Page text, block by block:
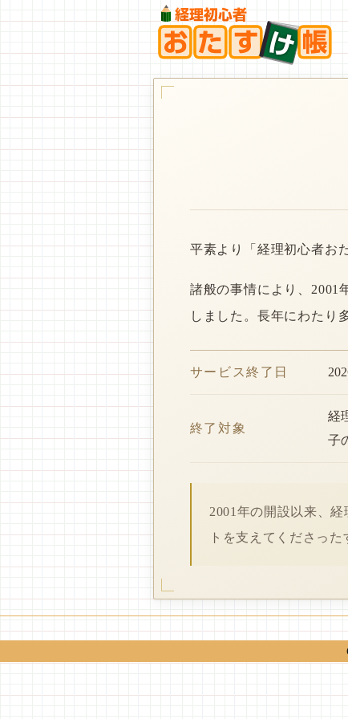
平素より「経理初心者お
諸般の事情により、2001
しました。長年にわたり
サービス終了日
終了対象
経
子
2001年の開設以来、
トを支えてくださっ